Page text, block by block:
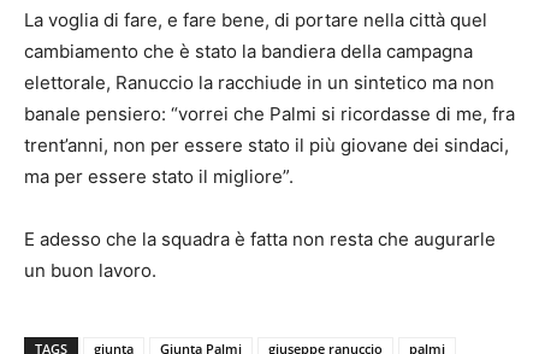
La voglia di fare, e fare bene, di portare nella città quel
cambiamento che è stato la bandiera della campagna
elettorale, Ranuccio la racchiude in un sintetico ma non
banale pensiero: “vorrei che Palmi si ricordasse di me, fra
trent’anni, non per essere stato il più giovane dei sindaci,
ma per essere stato il migliore”.
E adesso che la squadra è fatta non resta che augurarle
un buon lavoro.
TAGS giunta Giunta Palmi giuseppe ranuccio palmi